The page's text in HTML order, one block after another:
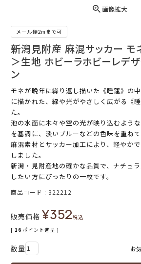
画像拡大
メール便2mまで可
新潟見附産 麻混サッカー モ
＞生地 ホビーラホビーレデ
ン
モネが晩年に繰り返し描いた《睡蓮》の
に描かれた、緑や光がやさしく広がる《
た。
池の水面に木々や空の光が映り込むよう
を基調に、淡いブルーなどの色味を重ねて
麻混素材とサッカー加工により、軽やか
しました。
新潟・見附産地の確かな品質で、ナチュ
したい方にぴったりの一枚です。
商品コード 322212
販売価格 ¥352税込
[ 16 ポイント進呈 ]
お